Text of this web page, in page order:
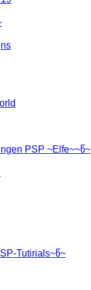
PSP ~Elfe~~წ~
Tutirials~წ~